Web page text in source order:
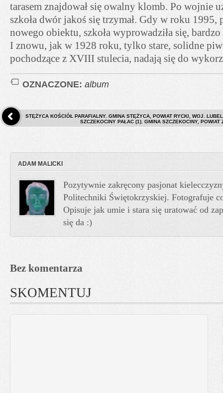
tarasem znajdował się owalny klomb. Po wojnie
szkoła dwór jakoś się trzymał. Gdy w roku
nowego obiektu, szkoła wyprowadziła się, bardzo
I znowu, jak w 1928 roku, tylko stare, solidne
pochodzące z XVIII stulecia, nadają się do
OZNACZONE: album
STĘŻYCA KOŚCIÓŁ PARAFIALNY. GMINA STĘŻYCA, POWIAT RYCKI, WOJ.
SZCZEKOCINY PAŁAC (1). GMINA SZCZEKOCINY,
ADAM MALICKI
Pozytywnie zakręcony pasjonat
Politechniki Świętokrzyskiej. Fotografuje
Opisuje jak umie i stara się uratować od
się da :)
Bez komentarza
SKOMENTUJ